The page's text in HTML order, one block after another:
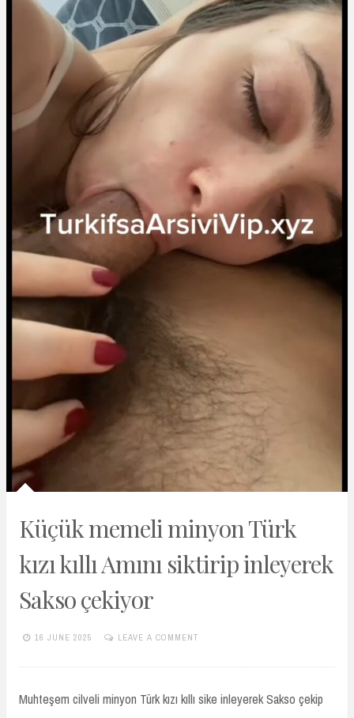
Küçük memeli minyon Türk
kızı kıllı Amını siktirip inleyerek
Sakso çekiyor
16 JUNE 2025
LEAVE A COMMENT
Muhteşem cilveli minyon Türk kızı kıllı sike inleyerek Sakso çekip